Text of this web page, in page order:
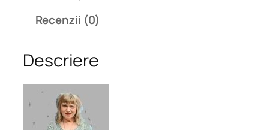
a
e
Recenzii (0)
Descriere